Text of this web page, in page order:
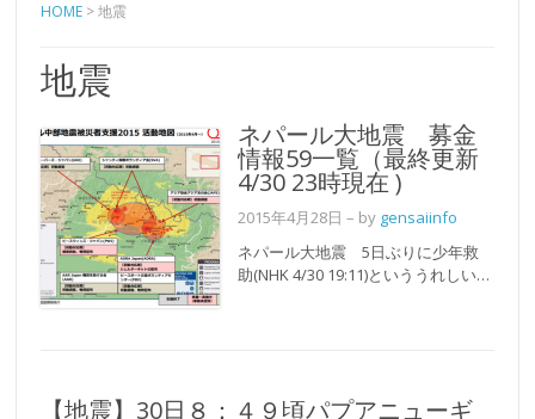
HOME >地震
地震
ネパール大地震 募金
情報59一覧（最終更新
4/30 23時現在 )
2015年4月28日 – by gensaiinfo
ネパール大地震 5日ぶりに少年救
助(NHK 4/30 19:11)といううれしい…
【地震】30日８：４９頃パプアニューギ